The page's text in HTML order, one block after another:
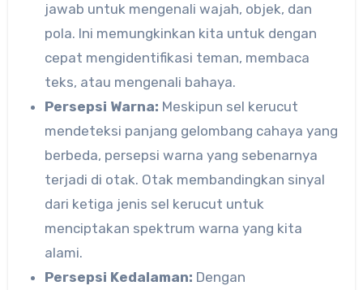
jawab untuk mengenali wajah, objek, dan
pola. Ini memungkinkan kita untuk dengan
cepat mengidentifikasi teman, membaca
teks, atau mengenali bahaya.
Persepsi Warna: Meskipun sel kerucut
mendeteksi panjang gelombang cahaya yang
berbeda, persepsi warna yang sebenarnya
terjadi di otak. Otak membandingkan sinyal
dari ketiga jenis sel kerucut untuk
menciptakan spektrum warna yang kita
alami.
Persepsi Kedalaman: Dengan